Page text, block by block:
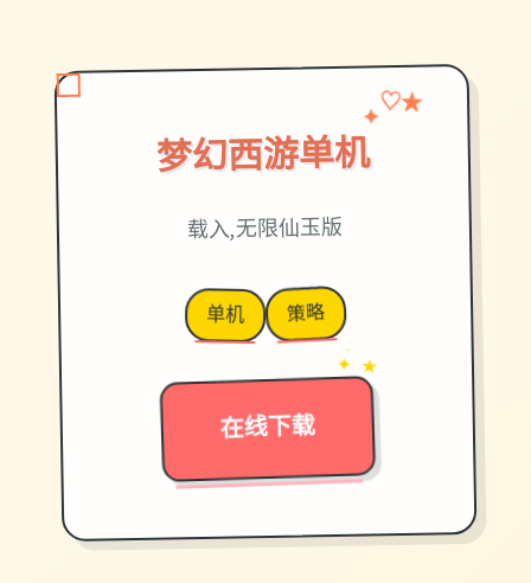
梦幻西游单机
✦♡★
载入,无限仙玉版
单机 策略
在线下载
→
✦ ★